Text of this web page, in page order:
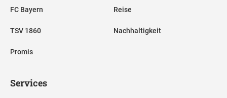
FC Bayern
TSV 1860
Promis
Reise
Nachhaltigkeit
Services